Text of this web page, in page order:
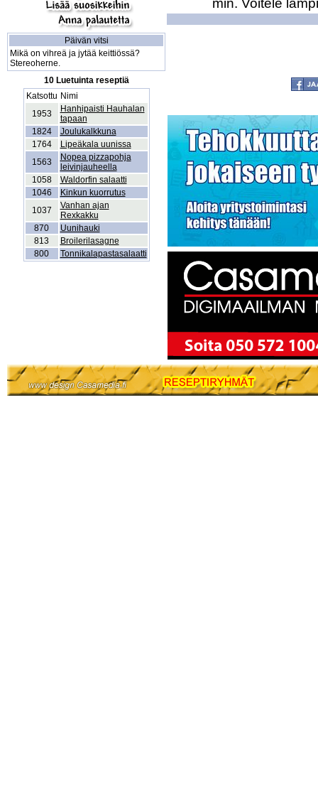
Päivän vitsi
Mikä on vihreä ja jytää keittiössä?
Stereoherne.
10 Luetuinta reseptiä
Katsottu Nimi
1953
Hanhipaisti Hauhalan
tapaan
1824
Joulukalkkuna
1764
Lipeäkala uunissa
1563
Nopea pizzapohja
leivinjauheella
1058
Waldorfin salaatti
1046
Kinkun kuorrutus
1037
Vanhan ajan
Rexkakku
870
Uunihauki
813
Broilerilasagne
800
Tonnikalapastasalaatti
min. Voitele